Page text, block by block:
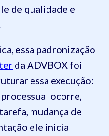
de qualidade e
essa padronização
da ADVBOX foi
essa execução:
ocorre,
mudança de
ele inicia